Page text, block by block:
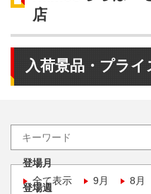
店
入荷景品・プライ
登場月
全て表示
9月 8月
登場週